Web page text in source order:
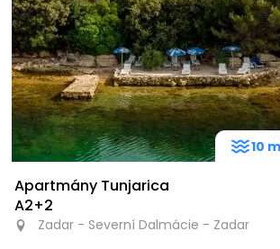
Apartmány Tunjarica
A2+2
Zadar - Severní Dalmácie - Zadar
10 m